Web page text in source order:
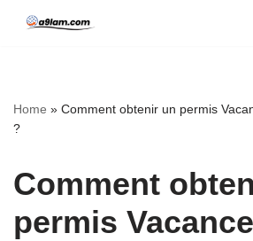
Home » Comment obtenir un permis
?
Comment
permis